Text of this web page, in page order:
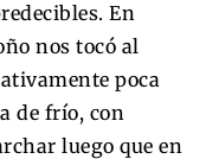
En
nos tocó al
poca
de frío, con
luego que en